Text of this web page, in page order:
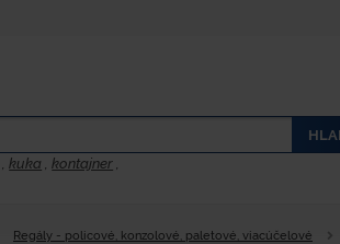
,kuka ,kontajner ,
Regály - policové, konzolové, paletové, viacúčelové